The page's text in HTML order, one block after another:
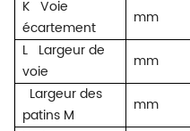
K Voie
écartement
mm
L Largeur de
voie
mm
Largeur des
patins M
mm